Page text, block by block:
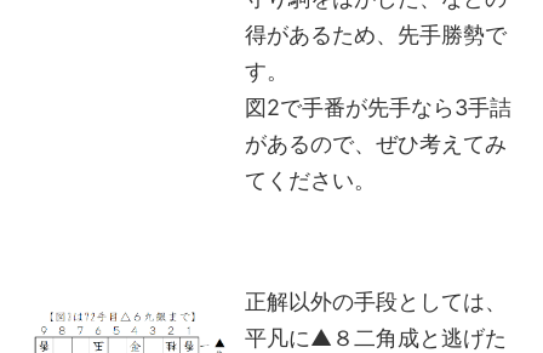
得があるため、先手勝勢で
す。
図2で手番が先手なら3手詰
があるので、ぜひ考えてみ
てください。
正解以外の手段としては、
平凡に▲８二角成と逃げた